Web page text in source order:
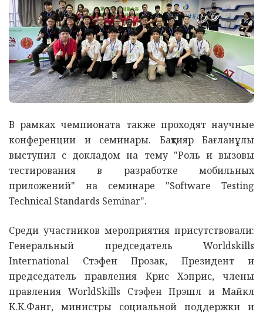
В рамках чемпионата также проходят научные
конференции и семинары. Бақтияр Бағланұлы
выступил с докладом на тему "Роль и вызовы
тестирования в разработке мобильных
приложений" на семинаре "Software Testing
Technical Standards Seminar".
Среди участников мероприятия присутствовали:
Генеральный председатель Worldskills
International Стэфен Прозак, Президент и
председатель правления Крис Хэприс, члены
правления WorldSkills Стэфен Прэшл и Майкл
К.К.Фанг, министры социальной поддержки и